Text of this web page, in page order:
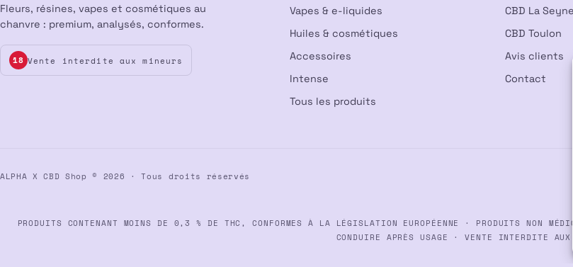
Fleurs, résines, vapes et cosmétiques au
chanvre : premium, analysés, conformes.
18 Vente interdite aux mineurs
Vapes & e-liquides
Huiles & cosmétiques
Accessoires
Intense
Tous les produits
CBD La
CBD Toulon
Avis clients
Contact
ALPHA X CBD Shop © 2026 · Tous droits réservés
PRODUITS CONTENANT MOINS DE 0,3 % DE THC, CONFORMES À LA LÉGISLATION EUROPÉENNE · PRODUITS NON
CONDUIRE APRÈS USAGE · VENTE INTERDITE AUX